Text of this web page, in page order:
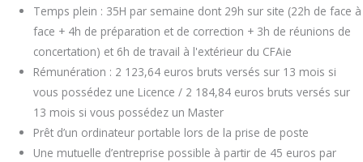
Temps plein : 35H par semaine dont 29h sur site (22h de face à
face + 4h de préparation et de correction + 3h de réunions de
concertation) et 6h de travail à l'extérieur du CFAie
Rémunération : 2 123,64 euros bruts versés sur 13 mois si
vous possédez une Licence / 2 184,84 euros bruts versés sur
13 mois si vous possédez un Master
Prêt d’un ordinateur portable lors de la prise de poste
Une mutuelle d’entreprise possible à partir de 45 euros par